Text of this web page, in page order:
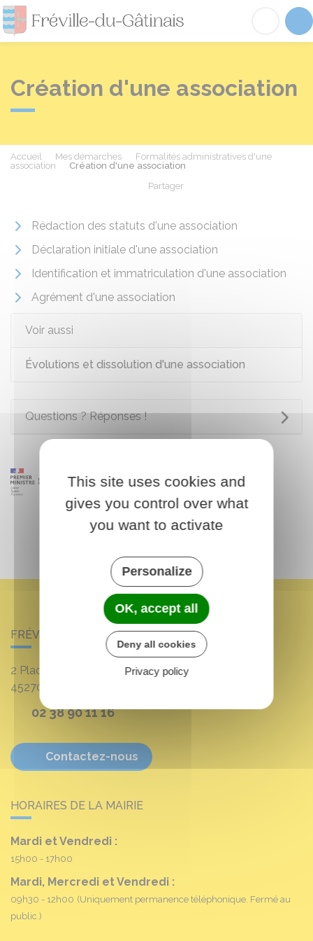
Fréville-du-
Création d'une association
Accueil Mes démarches
Formalités administratives d'une
association
Création d'une association
Partager
Rédaction des statuts d'une association
Déclaration initiale d'une association
Identification et immatriculation d'une association
Agrément d'une association
Voir aussi
Évolutions et dissolution d'une association
Questions ? Réponses !
FRÉVILLE-DU-GÂTINAIS
2 Place Louis Croum
45270
02 38 90 11 16
Contactez-nous
HORAIRES DE LA MAIRIE
Mardi et Vendredi :
15h00 - 17h00
Mardi, Mercredi et Vendredi :
09h30 - 12h00 (Uniquement permanence téléphonique. Fermé au
public.)
This site uses cookies and
gives you control over what
you want to activate
Personalize
OK, accept all
Deny all cookies
Privacy policy